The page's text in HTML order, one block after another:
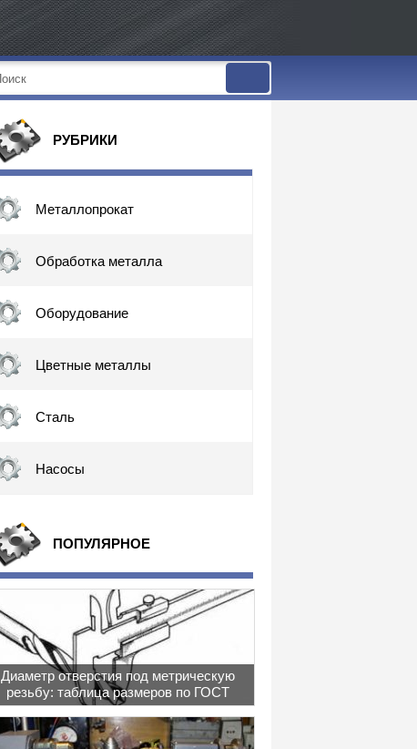
РУБРИКИ
Металлопрокат
Обработка металла
Оборудование
Цветные металлы
Сталь
Насосы
ПОПУЛЯРНОЕ
Диаметр отверстия под метрическую
резьбу: таблица размеров по ГОСТ